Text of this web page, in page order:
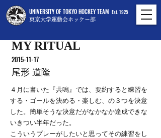
UNIVERSITY OF TOKYO HOCKEY TEAM
東京大学運動会ホッケー部
Est. 1925
MY RITUAL
2015-11-17
尾形 道隆
４月に書いた『共鳴』では、要約すると練習を
する・ゴールを決める・楽しむ、の３つを決意
した。簡単そうな決意だがなかなか達成できな
いきつい半年だった。
こういうプレーがしたいと思ってその練習をし